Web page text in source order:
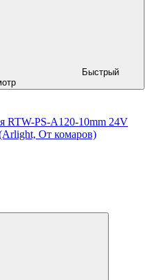
Быстрый
RTW-PS-A120-10mm 24V
От комаров)